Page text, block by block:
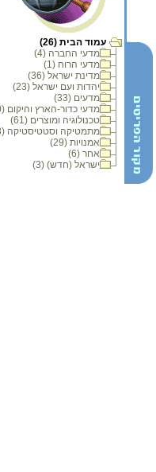
עמוד הבית (26)
מדעי החברה (4)
מדעי הרוח (1)
מדינת ישראל (36)
יהדות ועם ישראל (23)
מדעים (33)
מדעי כדור-הארץ והיקום (30)
טכנולוגיה ומוצרים (61)
מתמטיקה וסטטיסטיקה (48)
אמנויות (29)
אחר (6)
ישראל (חדש) (3)